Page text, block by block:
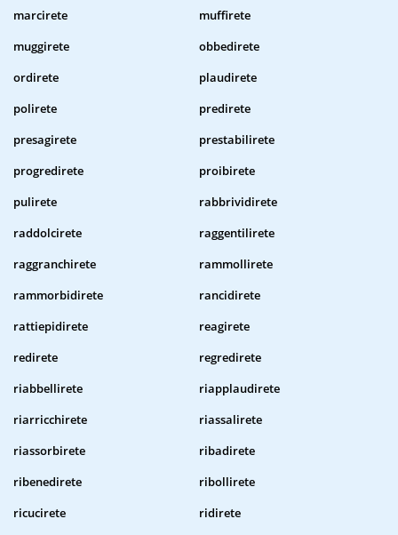
marcirete
muffirete
muggirete
obbedirete
ordirete
plaudirete
polirete
predirete
presagirete
prestabilirete
progredirete
proibirete
pulirete
rabbrividirete
raddolcirete
raggentilirete
raggranchirete
rammollirete
rammorbidirete
rancidirete
rattiepidirete
reagirete
redirete
regredirete
riabbellirete
riapplaudirete
riarricchirete
riassalirete
riassorbirete
ribadirete
ribenedirete
ribollirete
ricucirete
ridirete